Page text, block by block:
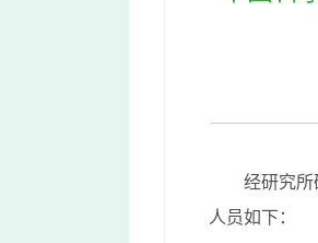
经研究所
人员如下：